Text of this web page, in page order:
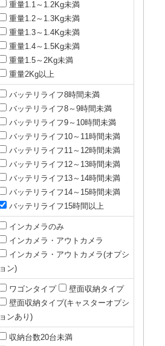
重量1.1～1.2Kg未満
重量1.2～1.3Kg未満
重量1.3～1.4Kg未満
重量1.4～1.5Kg未満
重量1.5～2Kg未満
重量2Kg以上
バッテリライフ8時間未満
バッテリライフ8～9時間未満
バッテリライフ9～10時間未満
バッテリライフ10～11時間未満
バッテリライフ11～12時間未満
バッテリライフ12～13時間未満
バッテリライフ13～14時間未満
バッテリライフ14～15時間未満
バッテリライフ15時間以上
インカメラのみ
インカメラ・アウトカメラ
インカメラ・アウトカメラ(オプシ
ョン)
ワゴンタイプ
壁面収納タイプ
壁面収納タイプ(キャスターオプシ
ョンあり)
収納台数20台未満